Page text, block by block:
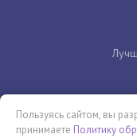
Пользуясь сайтом, вы
принимаете Политику